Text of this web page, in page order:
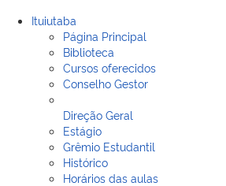
Ituiutaba
Página Principal
Biblioteca
Cursos oferecidos
Conselho Gestor
Direção Geral
Estágio
Grêmio Estudantil
Histórico
Horários das aulas